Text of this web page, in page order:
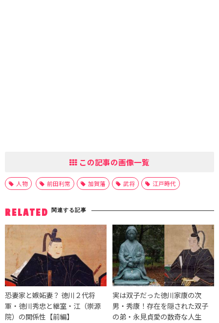
この記事の画像一覧
人物 前田利常 加賀藩 武将 江戸時代
RELATED 関連する記事
恐妻家と嫉妬妻？ 徳川２代将
軍・徳川秀忠と継室・江（崇源
院）の関係性【前編】
実は双子だった徳川家康の次
男・秀康！存在を隠された双子
の弟・永見貞愛の数奇な人生